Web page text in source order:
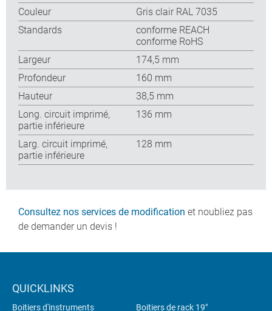
Couleur
Gris clair RAL 7035
Standards
conforme REACH
conforme RoHS
Largeur
174,5 mm
Profondeur
160 mm
Hauteur
38,5 mm
Long. circuit imprimé,
partie inférieure
136 mm
Larg. circuit imprimé,
partie inférieure
128 mm
Consultez nos services de modification et noubliez pas
de demander un devis !
QUICKLINKS
Boitiers d'instruments
Boitiers de rack 19"